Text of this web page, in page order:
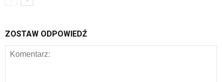
ZOSTAW ODPOWIEDŹ